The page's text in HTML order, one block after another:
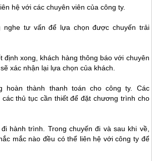
hệ với các chuyên viên của công ty.
nghe tư vấn để lựa chọn được chuyến trải
định xong, khách hàng thông báo với chuyên
xác nhận lại lựa chọn của khách.
hoàn thành thanh toán cho công ty. Các
các thủ tục cần thiết để đặt chương trình cho
hành trình. Trong chuyến đi và sau khi về,
mắc nào đều có thể liên hệ với công ty để